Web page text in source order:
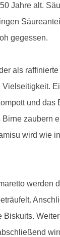
Jahre alt.
gegessen.
als
und das
zaubern
wird wie
werden
Biskuits.